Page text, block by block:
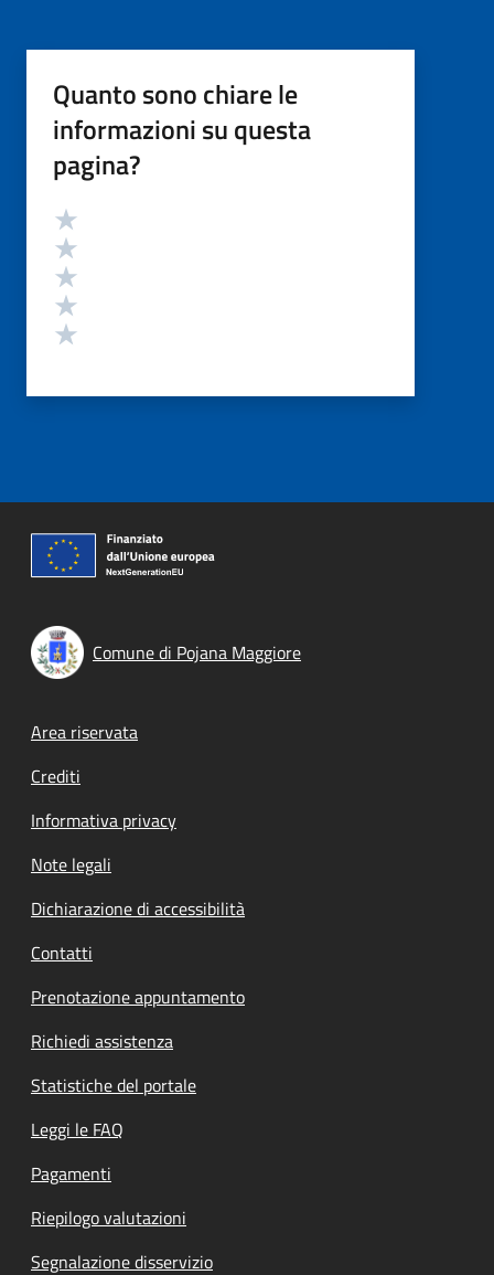
Quanto sono chiare le
informazioni su questa
pagina?
Valutazione
Comune di Pojana Maggiore
Footer menu
Area riservata
Crediti
Informativa privacy
Note legali
Dichiarazione di accessibilità
Contatti
Prenotazione appuntamento
Richiedi assistenza
Statistiche del portale
Leggi le FAQ
Pagamenti
Riepilogo valutazioni
Segnalazione disservizio